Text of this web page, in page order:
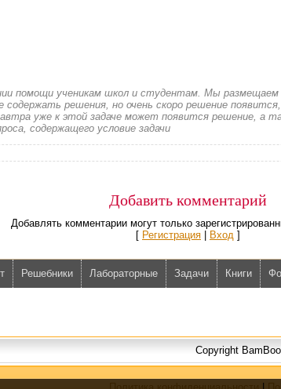
помощи ученикам школ и студентам. Мы
решения, но очень скоро решение
уже к этой задаче может появится решение, а
содержащего условие задачи
Добавить комментарий
Добавлять комментарии могут только
[ Регистрация| Вход]
Решебники Лабораторные Задачи Книги
Copyright